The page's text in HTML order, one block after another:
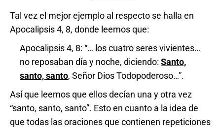
Tal vez el mejor ejemplo al respecto se halla en
Apocalipsis 4, 8, donde leemos que:
Apocalipsis 4, 8: “… los cuatro seres vivientes…
no reposaban día y noche, diciendo:Santo,
santo, santo, Señor Dios Todopoderoso…”.
Así que leemos que ellos decían una y otra vez
“santo, santo, santo”. Esto en cuanto a la idea de
que todas las oraciones que contienen repeticiones